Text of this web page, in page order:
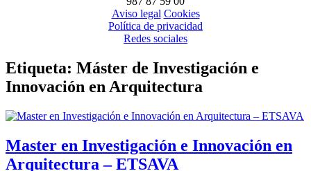
Aviso legal Cookies
Política de privacidad
Redes sociales
Etiqueta: Máster de Investigación e
Innovación en Arquitectura
Master en Investigación e Innovación en
Arquitectura – ETSAVA